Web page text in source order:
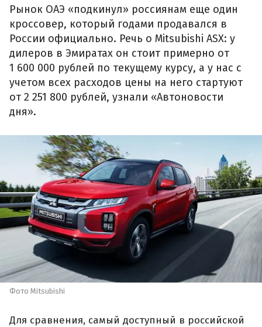
Рынок ОАЭ «подкинул» россиянам еще один
кроссовер, который годами продавался в
России официально. Речь о Mitsubishi ASX: у
дилеров в Эмиратах он стоит примерно от
1 600 000 рублей по текущему курсу, а у нас с
учетом всех расходов цены на него стартуют
от 2 251 800 рублей, узнали «Автоновости
дня».
Фото Mitsubishi
Для сравнения, самый доступный в российской